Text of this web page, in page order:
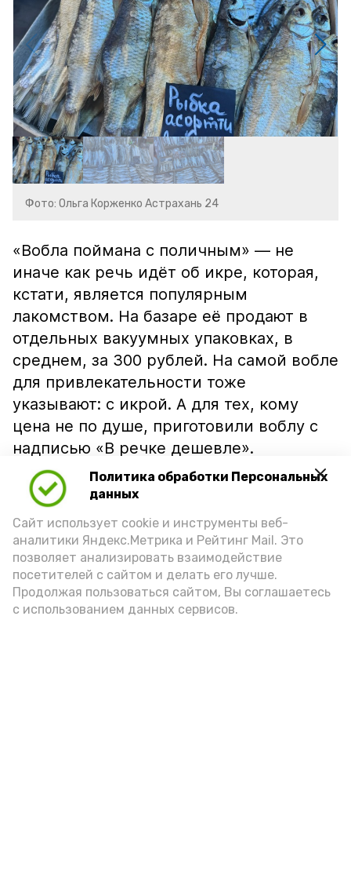
Политика обработки Персональных
данных
Сайт использует cookie и инструменты веб-
аналитики Яндекс.Метрика и Рейтинг Mail. Это
позволяет анализировать взаимодействие
посетителей с сайтом и делать его лучше.
Продолжая пользоваться сайтом, Вы соглашаетесь
с использованием данных сервисов.
Фото: Ольга Корженко Астрахань 24
«Вобла поймана с поличным» — не
иначе как речь идёт об икре, которая,
кстати, является популярным
лакомством. На базаре её продают в
отдельных вакуумных упаковках, в
среднем, за 300 рублей. На самой вобле
для привлекательности тоже
указывают: с икрой. А для тех, кому
цена не по душе, приготовили воблу с
надписью «В речке дешевле».